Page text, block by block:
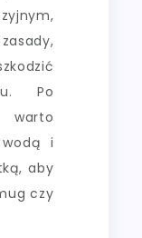
Po
warto
i
aby
czy